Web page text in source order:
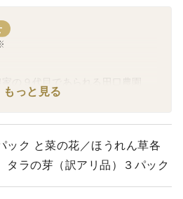
す。
、にし阿波における歴史的な農耕
年の歴史を持ちます。圃場の作物
をすきこむことで肥沃な土壌を形
泥跳ねによる土壌病の予防や土壌
もっと見る
ック と菜の花／ほうれん草各
タラの芽（訳アリ品）３パック